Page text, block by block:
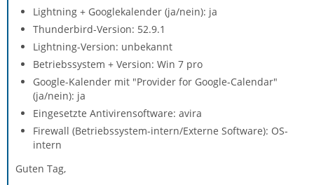
Lightning + Googlekalender (ja/nein): ja
Thunderbird-Version: 52.9.1
Lightning-Version: unbekannt
Betriebssystem + Version: Win 7 pro
Google-Kalender mit "Provider for Google-Calendar"
(ja/nein): ja
Eingesetzte Antivirensoftware: avira
Firewall (Betriebssystem-intern/Externe Software): OS-
intern
Guten Tag,